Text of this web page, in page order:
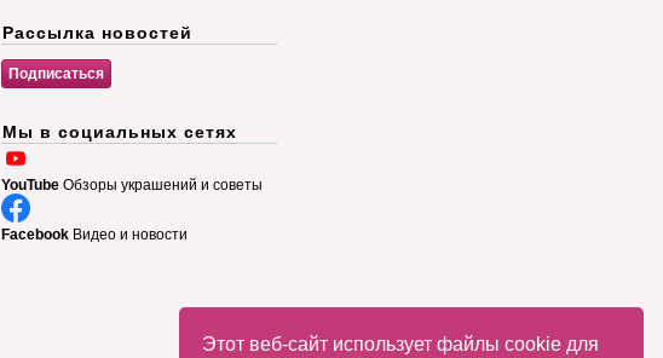
Этот веб-сайт использует файлы cookie для
Рассылка новостей
Мы в социальных сетях
YouTube Обзоры украшений и советы
Facebook Видео и новости